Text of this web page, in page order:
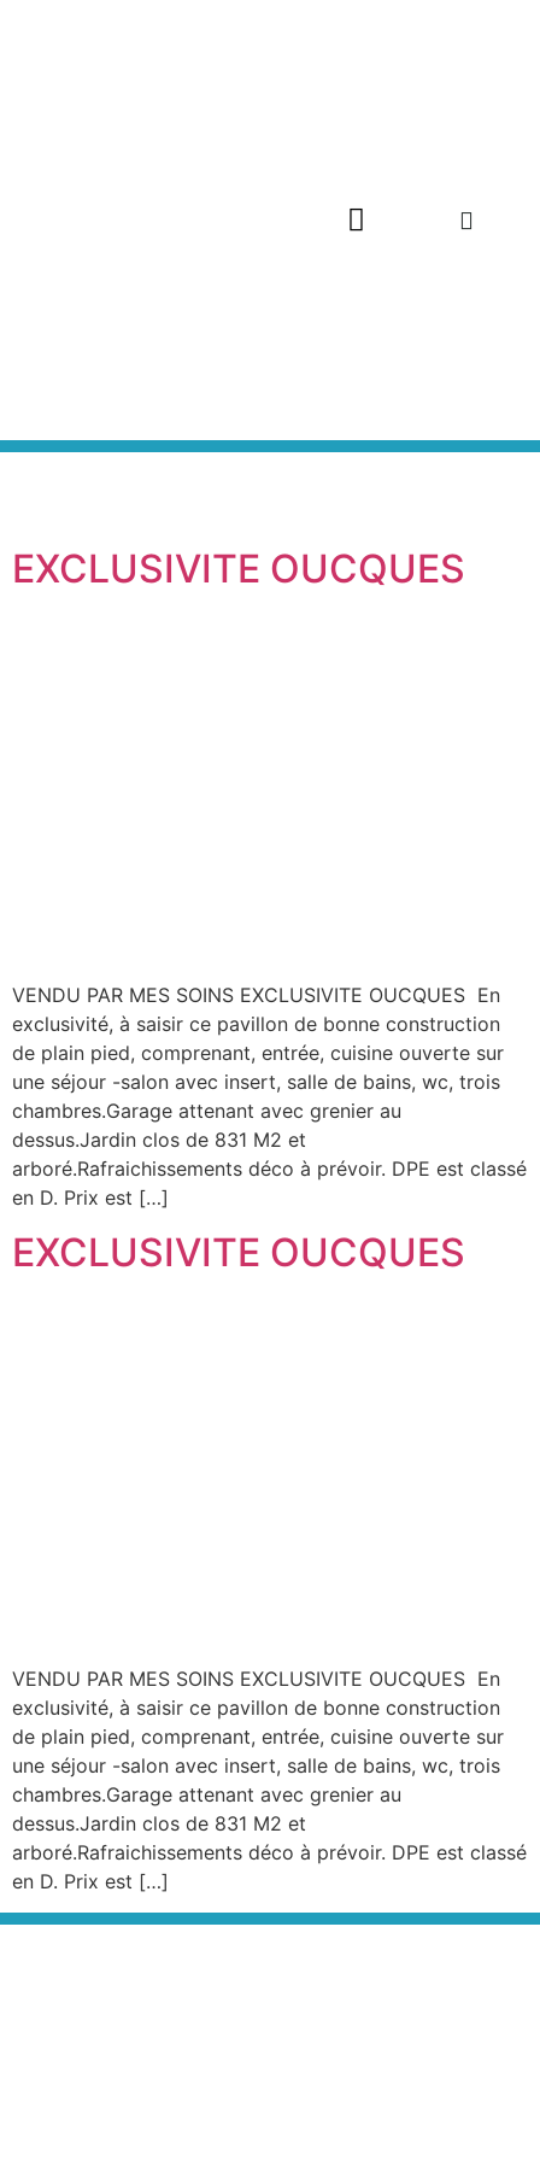
EXCLUSIVITE OUCQUES
VENDU PAR MES SOINS EXCLUSIVITE OUCQUES En
exclusivité, à saisir ce pavillon de bonne construction
de plain pied, comprenant, entrée, cuisine ouverte sur
une séjour -salon avec insert, salle de bains, wc, trois
chambres.Garage attenant avec grenier au
dessus.Jardin clos de 831 M2 et
arboré.Rafraichissements déco à prévoir. DPE est classé
en D. Prix est […]
EXCLUSIVITE OUCQUES
VENDU PAR MES SOINS EXCLUSIVITE OUCQUES En
exclusivité, à saisir ce pavillon de bonne construction
de plain pied, comprenant, entrée, cuisine ouverte sur
une séjour -salon avec insert, salle de bains, wc, trois
chambres.Garage attenant avec grenier au
dessus.Jardin clos de 831 M2 et
arboré.Rafraichissements déco à prévoir. DPE est classé
en D. Prix est […]